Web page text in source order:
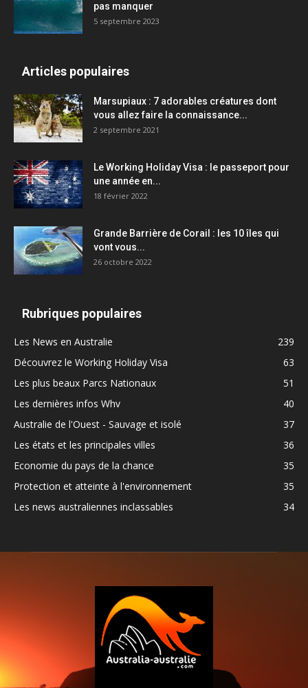
pas manquer
5 septembre 2023
Articles populaires
Marsupiaux : 7 adorables créatures dont
vous allez faire la connaissance...
2 septembre 2021
Le Working Holiday Visa : le passeport pour
une année en...
18 février 2022
Grande Barrière de Corail : les 10 îles qui
vont vous...
26 octobre 2022
Rubriques populaires
Les News en Australie
239
Découvrez le Working Holiday Visa
63
Les plus beaux Parcs Nationaux
51
Les dernières infos Whv
40
Australie de l'Ouest - Sauvage et isolé
37
Les états et les principales villes
36
Economie du pays de la chance
35
Protection et atteinte à l'environnement
35
Les news australiennes inclassables
34